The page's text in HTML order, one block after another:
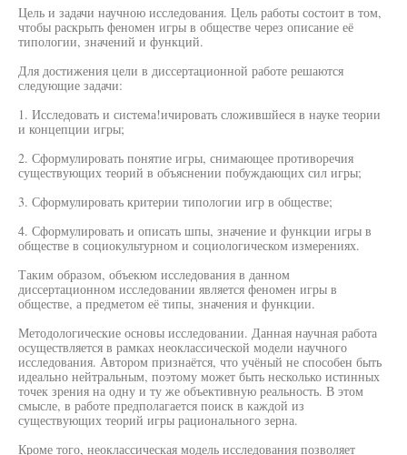
Цель и задачи научною исследования. Цель работы состоит в том,
чтобы раскрыть феномен игры в обществе через описание её
типологии, значений и функций.
Для достижения цели в диссертационной работе решаются
следующие задачи:
1. Исследовать и система!ичировать сложившйеся в науке теории
и концепции игры;
2. Сформулировать понятие игры, снимающее противоречия
существующих теорий в объяснении побуждающих сил игры;
3. Сформулировать критерии типологии игр в обществе;
4. Сформулировать и описать шпы, значение и функции игры в
обществе в социокультурном и социологическом измерениях.
Таким образом, объекюм исследования в данном
диссертационном исследовании является феномен игры в
обществе, а предметом её типы, значения и функции.
Методологические основы исследовании. Данная научная работа
осуществляется в рамках неоклассической модели научного
исследования. Автором признаётся, что учёный не способен быть
идеально нейтральным, поэтому может быть несколько истинных
точек зрения на одну и ту же объективную реальность. В этом
смысле, в работе предполагается поиск в каждой из
существующих теорий игры рационального зерна.
Кроме того, неоклассическая модель исследования позволяет